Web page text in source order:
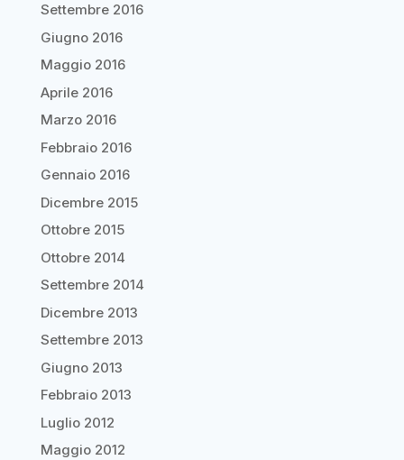
Settembre 2016
Giugno 2016
Maggio 2016
Aprile 2016
Marzo 2016
Febbraio 2016
Gennaio 2016
Dicembre 2015
Ottobre 2015
Ottobre 2014
Settembre 2014
Dicembre 2013
Settembre 2013
Giugno 2013
Febbraio 2013
Luglio 2012
Maggio 2012